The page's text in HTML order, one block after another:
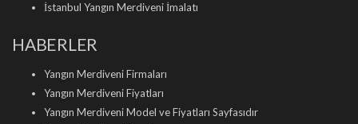
İstanbul Yangın Merdiveni İmalatı
HABERLER
Yangın Merdiveni Firmaları
Yangın Merdiveni Fiyatları
Yangın Merdiveni Model ve Fiyatları Sayfasıdır